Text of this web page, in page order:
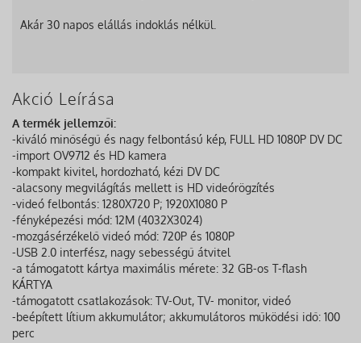
Akár 30 napos elállás indoklás nélkül.
Akció Leírása
A termék jellemzői:
-kiváló minőségű és nagy felbontású kép, FULL HD 1080P DV DC
-import OV9712 és HD kamera
-kompakt kivitel, hordozható, kézi DV DC
-alacsony megvilágítás mellett is HD videórögzítés
-videó felbontás: 1280X720 P; 1920X1080 P
-fényképezési mód: 12M (4032X3024)
-mozgásérzékelő videó mód: 720P és 1080P
-USB 2.0 interfész, nagy sebességű átvitel
-a támogatott kártya maximális mérete: 32 GB-os T-flash
KÁRTYA
-támogatott csatlakozások: TV-Out, TV- monitor, videó
-beépített lítium akkumulátor; akkumulátoros működési idő: 100
perc